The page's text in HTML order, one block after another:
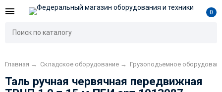
0
Главная → Складское оборудование → Грузоподъемное
Таль ручная червячная передвижная